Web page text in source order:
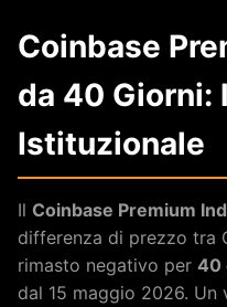
Coinbase
da 40 Giorni:
Istituzionale
Il Coinbase Premium
differenza di prezzo tra
rimasto negativo per 40
dal 15 maggio 2026.